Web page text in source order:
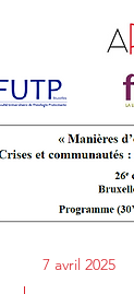
7 avril 2025